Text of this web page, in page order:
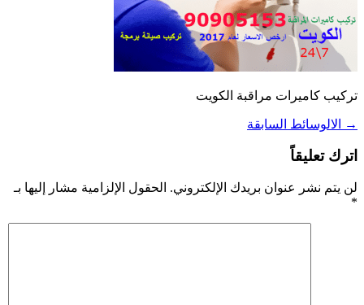
تركيب كاميرات مراقبة الكويت
→ الالوسائط السابقة
اترك تعليقاً
لن يتم نشر عنوان بريدك الإلكتروني. الحقول الإلزامية مشار إليها بـ
*